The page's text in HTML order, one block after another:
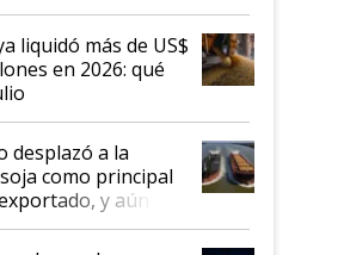
liquidó más de US$
en 2026: qué
desplazó a la
como principal
y aún así
casi seis de cada
y sostuvo el